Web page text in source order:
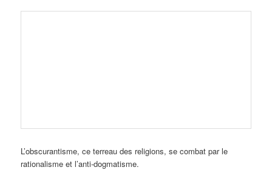
L’obscurantisme, ce terreau des religions, se combat par le
rationalisme et l’anti-dogmatisme.